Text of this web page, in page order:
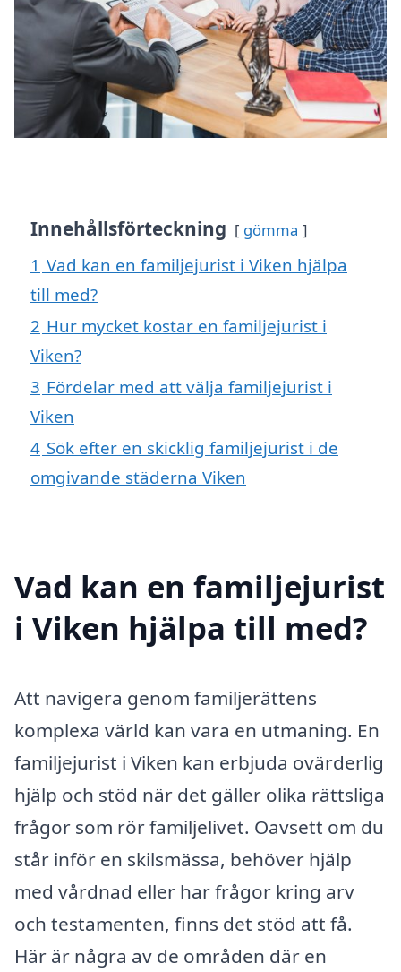
Innehållsförteckning gömma
1 Vad kan en familjejurist i Viken hjälpa
till med?
2 Hur mycket kostar en familjejurist i
Viken?
3 Fördelar med att välja familjejurist i
Viken
4 Sök efter en skicklig familjejurist i de
omgivande städerna Viken
Vad kan en familjejurist
i Viken hjälpa till med?
Att navigera genom familjerättens
komplexa värld kan vara en utmaning. En
familjejurist i Viken kan erbjuda ovärderlig
hjälp och stöd när det gäller olika rättsliga
frågor som rör familjelivet. Oavsett om du
står inför en skilsmässa, behöver hjälp
med vårdnad eller har frågor kring arv
och testamenten, finns det stöd att få.
Här är några av de områden där en